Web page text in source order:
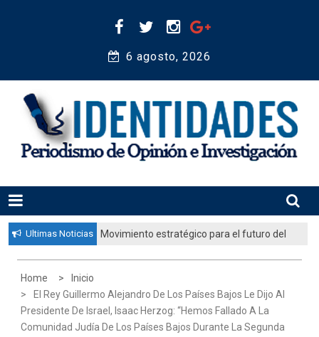
6 agosto, 2026
IDENTIDADES
Periodismo de Opinión e Investigación
Ultimas Noticias
Movimiento estratégico para el futuro del
diáspora”
Home
Inicio
El Rey Guillermo Alejandro De Los Países Bajos Le Dijo Al
Presidente De Israel, Isaac Herzog: “Hemos Fallado A La
Comunidad Judía De Los Países Bajos Durante La Segunda